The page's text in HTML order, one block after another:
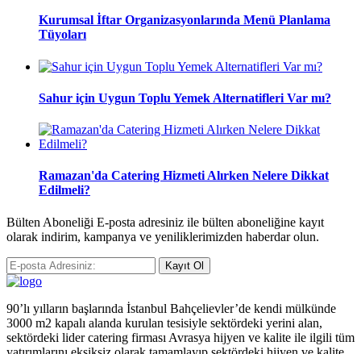
Kurumsal İftar Organizasyonlarında Menü Planlama
Tüyoları
Sahur için Uygun Toplu Yemek Alternatifleri Var mı?
Ramazan'da Catering Hizmeti Alırken Nelere Dikkat
Edilmeli?
Bülten Aboneliği E-posta adresiniz ile bülten aboneliğine kayıt
olarak indirim, kampanya ve yeniliklerimizden haberdar olun.
Kayıt Ol
90’lı yılların başlarında İstanbul Bahçelievler’de kendi mülkünde
3000 m2 kapalı alanda kurulan tesisiyle sektördeki yerini alan,
sektördeki lider catering firması Avrasya hijyen ve kalite ile ilgili tüm